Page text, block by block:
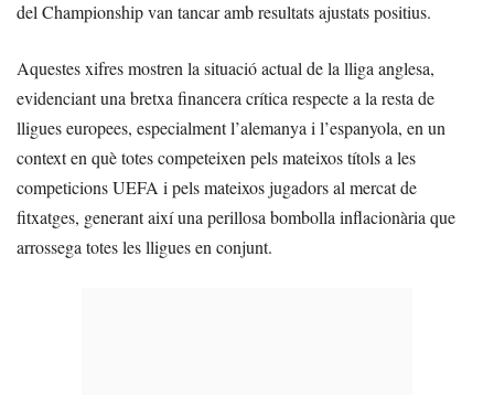
del Championship van tancar amb resultats ajustats positius.
Aquestes xifres mostren la situació actual de la lliga anglesa,
evidenciant una bretxa financera crítica respecte a la resta de
lligues europees, especialment l’alemanya i l’espanyola, en un
context en què totes competeixen pels mateixos títols a les
competicions UEFA i pels mateixos jugadors al mercat de
fitxatges, generant així una perillosa bombolla inflacionària que
arrossega totes les lligues en conjunt.